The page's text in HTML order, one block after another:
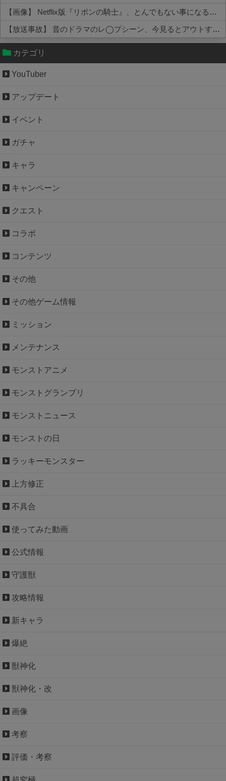
【画像】 Netflix版『リボンの騎士』、とんでもない事になるｗｗｗｗｗ
【放送事故】 昔のドラマのレ◯プシーン、今見るとアウトすぎる・・・
Powered by livedoor 相互RSS
カテゴリ
YouTuber
アップデート
イベント
ガチャ
キャラ
キャンペーン
クエスト
コラボ
コンテンツ
その他
その他ゲーム情報
ミッション
メンテナンス
モンストアニメ
モンストグランプリ
モンストニュース
モンストの日
ラッキーモンスター
上方修正
不具合
使ってみた動画
公式情報
守護獣
攻略情報
新キャラ
爆絶
獣神化
獣神化・改
画像
考察
評価・考察